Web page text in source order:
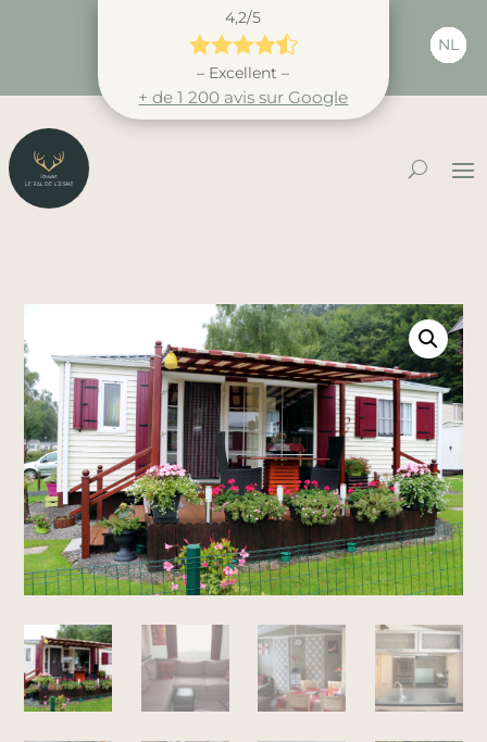
4,2/5

– Excellent –
+ de 1 200 avis sur Google
NL